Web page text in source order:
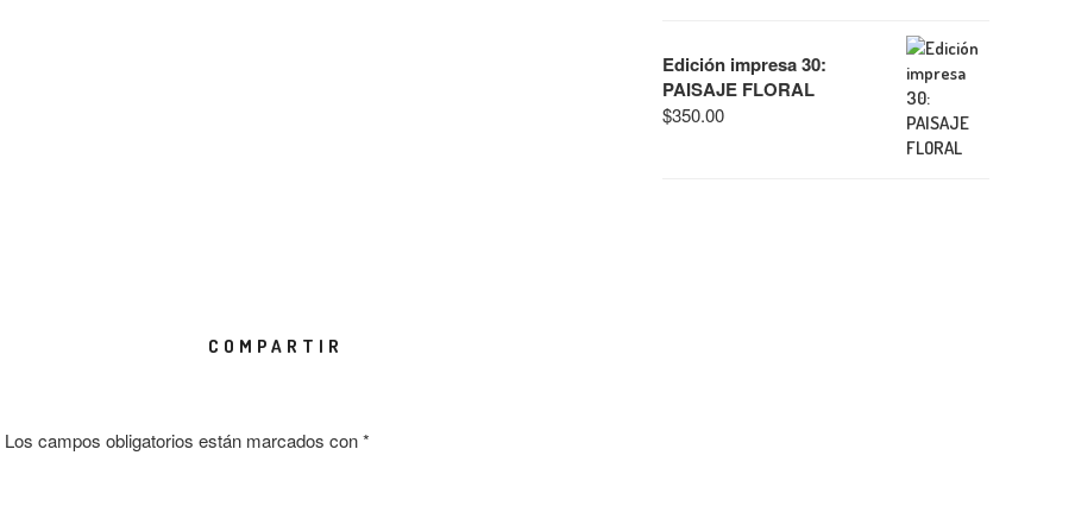
Edición impresa 30:
PAISAJE FLORAL
$350.00
COMPARTIR
Los campos obligatorios están marcados con*